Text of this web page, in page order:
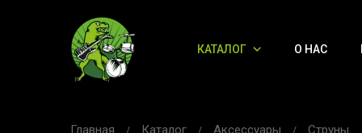
КАТАЛОГ О НАС
Главная Каталог Аксессуары Струны